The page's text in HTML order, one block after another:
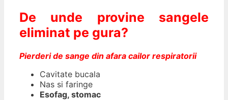
De unde provine sangele
eliminat pe gura?
Pierderi de sange din afara cailor respiratorii
Cavitate bucala
Nas si faringe
Esofag, stomac